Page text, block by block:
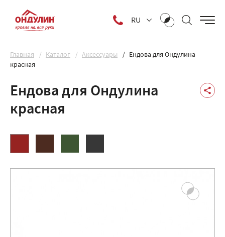
RU
Главная Каталог Аксессуары
Ендова для Ондулина
красная
Ендова для Ондулина
красная